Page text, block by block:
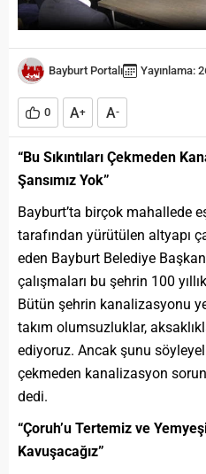
Bayburt Portalı Yayınlama:
0 A+ A-
“Bu Sıkıntıları Çekmeden
Şansımız Yok”
Bayburt’ta birçok mahallede
tarafından yürütülen altyapı
eden Bayburt Belediye
çalışmaları bu şehrin 100
Bütün şehrin kanalizasyonu
takım olumsuzluklar,
ediyoruz. Ancak şunu
çekmeden kanalizasyon
dedi.
“Çoruh’u Tertemiz ve
Kavuşacağız”